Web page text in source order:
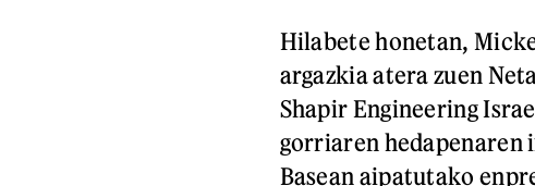
Hilabete honetan,
argazkia atera zuen
Shapir Engineering
gorriaren hedapenaren
Basean aipatutako